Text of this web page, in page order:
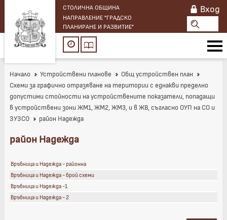
СТОЛИЧНА ОБЩИНА
НАПРАВЛЕНИЕ "ГРАДСКО
ПЛАНИРАНЕ И РАЗВИТИЕ"
Вход
Начало Устройствени планове
Общ устройствен план
Схеми за графично отразяване на територии с еднакви пределно
допустими стойности на устройствените показатели, попадащи
в устройствени зони ЖМ1, ЖМ2, ЖМ3, и в ЖВ, съгласно ОУП на СО и
ЗУЗСО
район Надежда
район Надежда
Връбница и Надежда - районна
Връбница и Надежда - брой схеми
Връбница и Надежда -1
Връбница и Надежда - 2